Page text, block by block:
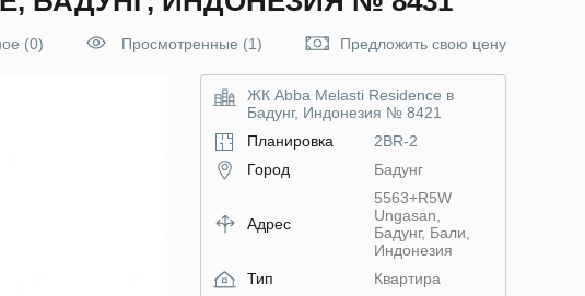
(0) Просмотренные (1) Предложить свою цену
ЖК Abba Melasti Residence в
Бадунг, Индонезия № 8421
Планировка
2BR-2
Город
Бадунг
Адрес
5563+R5W
Ungasan,
Бадунг, Бали,
Индонезия
Тип
Квартира